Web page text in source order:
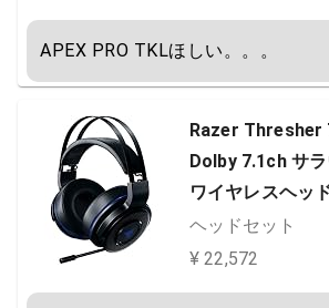
ac OS対応 仕事
日本語説明書付き
APEX PRO TKLほしい。。。
Razer Thresher
Dolby 7.1ch サ
ワイヤレスヘッ
規代理店保証品
-R3M1 ブラック
ヘッドセット
¥ 22,572